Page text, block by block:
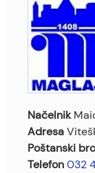
Načelnik
Adresa
Poštanski
Telefon032